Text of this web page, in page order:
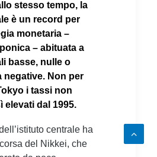
stesso tempo, la
è un record per
monetaria –
– abituata a
basse, nulle o
negative. Non per
i tassi non
elevati dal 1995.
centrale ha
del Nikkei, che